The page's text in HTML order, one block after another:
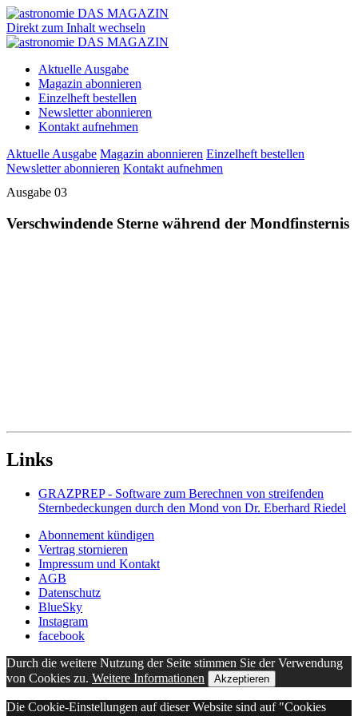
Direkt zum Inhalt wechseln
Aktuelle Ausgabe
Magazin abonnieren
Einzelheft bestellen
Newsletter abonnieren
Kontakt aufnehmen
Aktuelle Ausgabe Magazin abonnieren Einzelheft bestellen
Newsletter abonnieren Kontakt aufnehmen
Ausgabe 03
Verschwindende Sterne während der Mondfinsternis
Links
GRAZPREP - Software zum Berechnen von streifenden
Sternbedeckungen durch den Mond von Dr. Eberhard Riedel
Abonnement kündigen
Vertrag stornieren
Impressum und Kontakt
AGB
Datenschutz
BlueSky
Instagram
facebook
Durch die weitere Nutzung der Seite stimmen Sie der Verwendung
von Cookies zu. Weitere Informationen Akzeptieren
Die Cookie-Einstellungen auf dieser Website sind auf "Cookies